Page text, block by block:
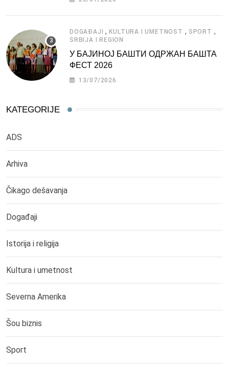
DOGAĐAJI ,KULTURA I UMETNOST , SPORT ,
SRBIJA I REGION
У БАЈИНОЈ БАШТИ ОДРЖАН БАШТА
ФЕСТ 2026
13/07/2026
KATEGORIJE
ADS
Arhiva
Čikago dešavanja
Događaji
Istorija i religija
Kultura i umetnost
Severna Amerika
Šou biznis
Sport